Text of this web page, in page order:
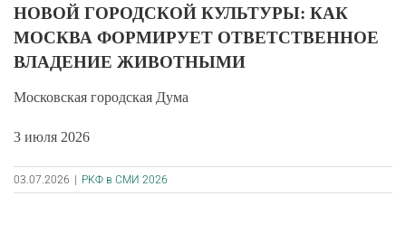
НОВОЙ ГОРОДСКОЙ КУЛЬТУРЫ: КАК
МОСКВА ФОРМИРУЕТ ОТВЕТСТВЕННОЕ
ВЛАДЕНИЕ ЖИВОТНЫМИ
Московская городская Дума
3 июля 2026
03.07.2026 | РКФ в СМИ 2026